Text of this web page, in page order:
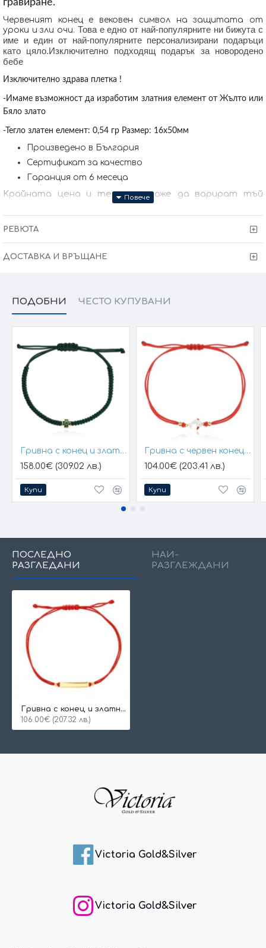
гравиране.
Червеният конец е вековен символ на защитата от
уроки и зли очи. Това е едно от най-популярните ни бижута с
име и един от най-популярните персонализирани подаръци
като цяло.Изключително подходящ подарък за новородено
бебе
Изключително здрава плетка !
-Имаме възможност да изработим златния елемент от Жълто или
Бяло злато
-Тегло златен елемент: 0,54 гр Размер: 16х50мм
Произведено в България
Сертификат за качество
Гаранция от 6 месеца
Kрайната цена и теглото може да варират тъй
като нашите продукти се изработват ръчно +/- 10%
според размера на изделието. При онлайн поръчка,
ще се свържем с Вас, за да уточним всички
характеристики и изисквания за изработката.
РЕВЮТА
ДОСТАВКА И ВРЪЩАНЕ
ПОДОБНИ ЧЕСТО КУПУВАНИ
Гривна с конец и златен елемент кръст
158.00€ (309.02 лв.)
Купи
Гривна с червен конец и златен елемент Бял Делфин
104.00€ (203.41 лв.)
Купи
ПОСЛЕДНО
РАЗГЛЕДАНИ
НАЙ-
РАЗГЛЕЖДАНИ
Гривна с конец и златна плочка за гравиране
106.00€ (207.32 лв.)
Victoria Gold&Silver
Victoria Gold&Silver